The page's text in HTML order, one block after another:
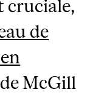
cruciale,
de
de McGill